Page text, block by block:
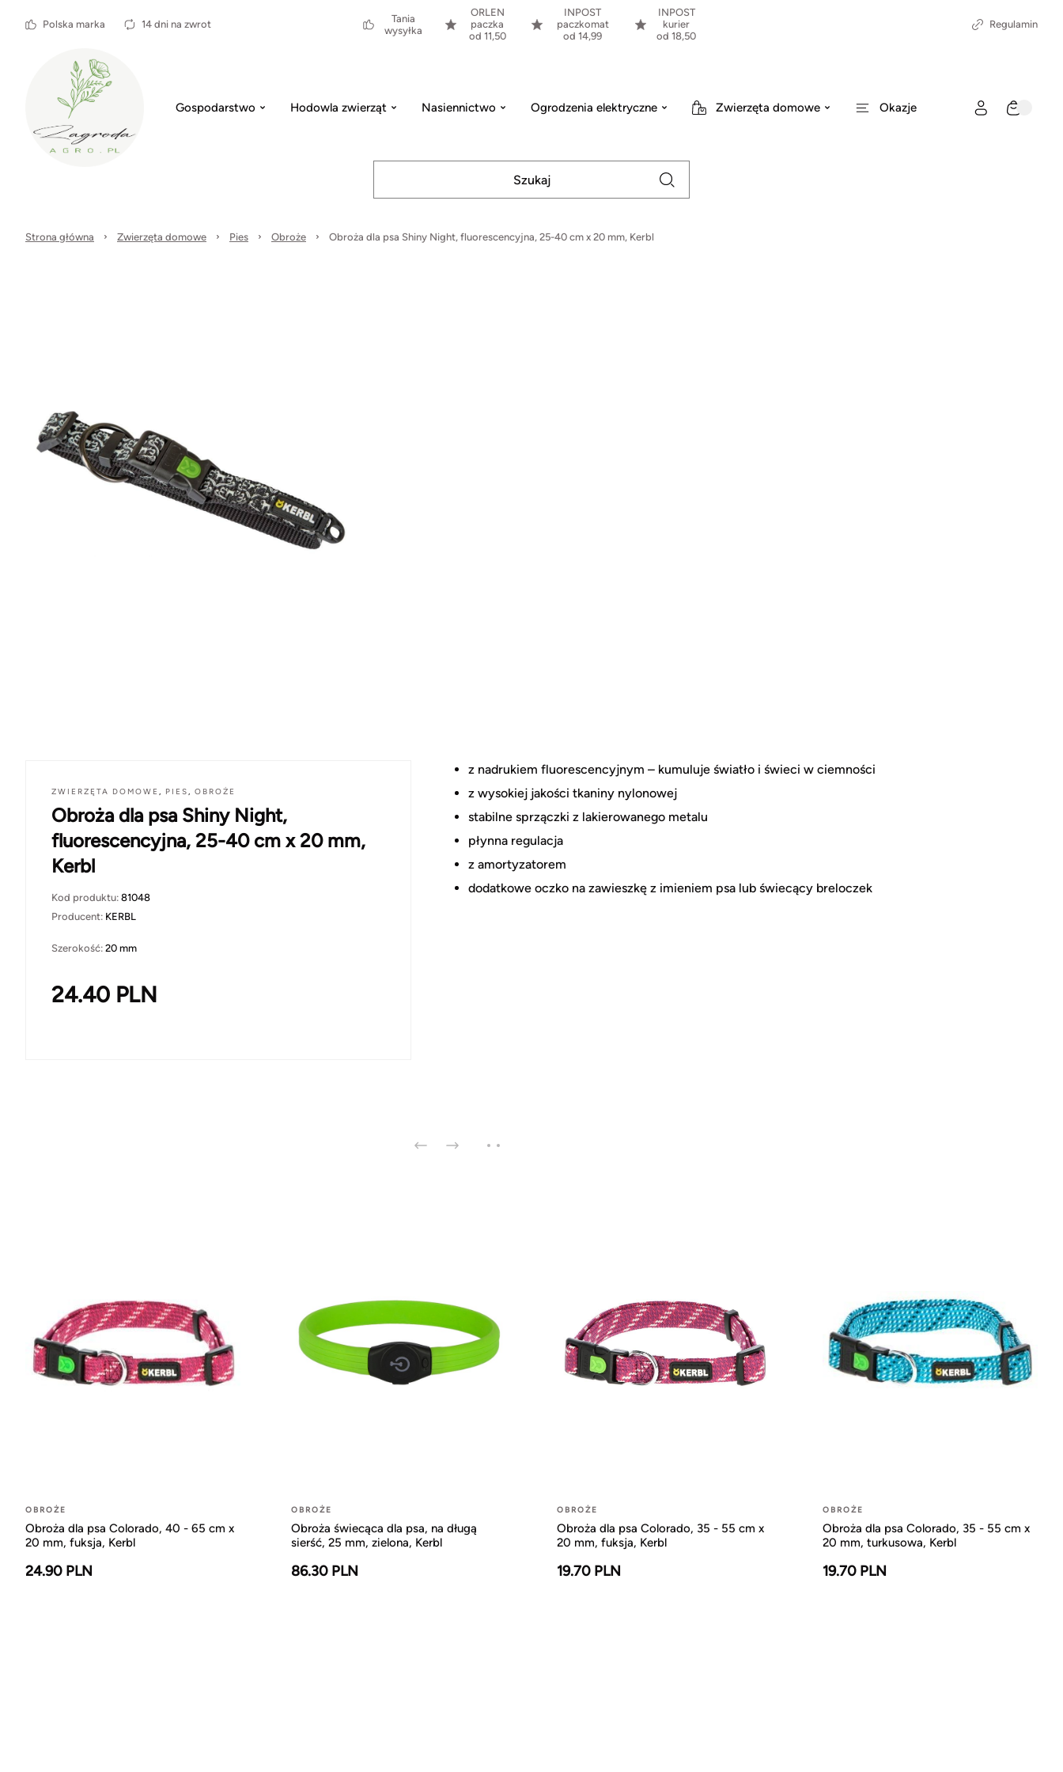
Polska marka 14 dni na zwrot
Tania
wysyłka
ORLEN
paczka
od 11,50
INPOST
paczkomat
od 14,99
INPOST
kurier
od 18,50
Regulamin
Gospodarstwo Hodowla zwierząt Nasiennictwo Ogrodzenia elektryczne Zwierzęta domowe Okazje
Strona główna Zwierzęta domowe Pies Obroże Obroża dla psa Shiny Night, fluorescencyjna, 25-40 cm x 20 mm, Kerbl
ZWIERZĘTA DOMOWE , PIES, OBROŻE
Obroża dla psa Shiny Night,
fluorescencyjna, 25-40 cm x 20 mm,
Kerbl
Kod produktu: 81048
Producent: KERBL
Szerokość: 20 mm
24.40 PLN
z nadrukiem fluorescencyjnym – kumuluje światło i świeci w ciemności
z wysokiej jakości tkaniny nylonowej
stabilne sprzączki z lakierowanego metalu
płynna regulacja
z amortyzatorem
dodatkowe oczko na zawieszkę z imieniem psa lub świecący breloczek
OBROŻE
Obroża dla psa Colorado, 40 - 65 cm x
20 mm, fuksja, Kerbl
24.90 PLN
OBROŻE
Obroża świecąca dla psa, na długą
sierść, 25 mm, zielona, Kerbl
86.30 PLN
OBROŻE
Obroża dla psa Colorado, 35 - 55 cm x
20 mm, fuksja, Kerbl
19.70 PLN
OBROŻE
Obroża dla psa Colorado, 35 - 55 cm x
20 mm, turkusowa, Kerbl
19.70 PLN